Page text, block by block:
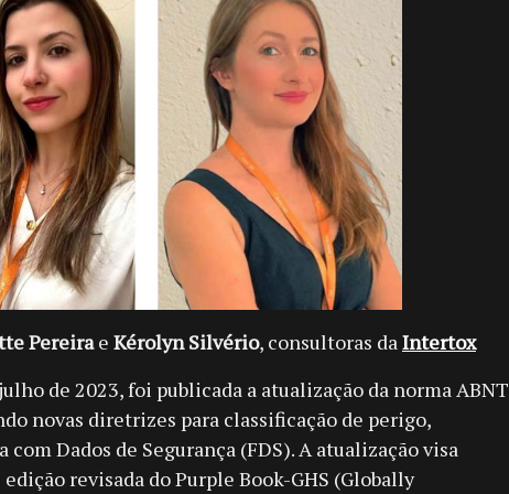
Pereirae Kérolyn Silvério, consultoras daIntertox
de 2023, foi publicada a atualização da norma ABNT
novas diretrizes para classificação de perigo,
Dados de Segurança (FDS). A atualização visa
revisada do Purple Book-GHS (Globally